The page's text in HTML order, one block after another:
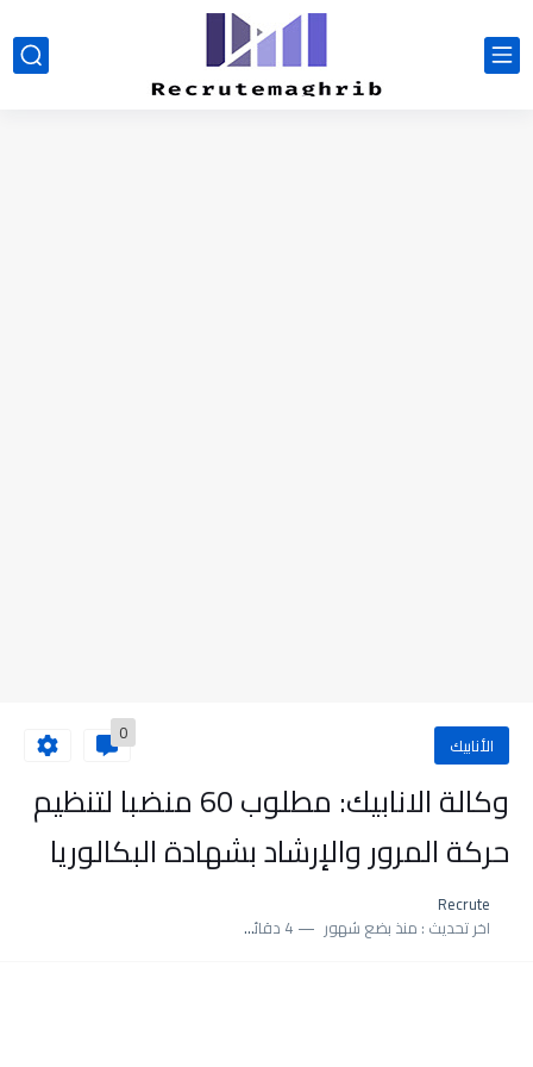
الأنابيك 0
وكالة الانابيك: مطلوب 60 منضبا لتنظيم
حركة المرور والإرشاد بشهادة البكالوريا
Recrute
اخر تحديث : منذ بضع شهور 4 دقائق للقراءة